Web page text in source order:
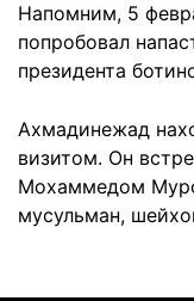
Напомним, 5
попробовал
президента
Ахмадинежад
визитом. Он
Мохаммедом
мусульман,